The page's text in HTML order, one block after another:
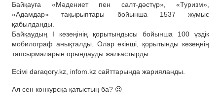
Байқауға «Мәдениет пен салт-дәстүр», «Туризм»,
«Адамдар» тақырыптары бойынша 1537 жұмыс
қабылданды.
Байқаудың І кезеңінің қорытындысы бойынша 100 үздік
мобилограф анықталды. Олар екінші, қорытынды кезеңнің
тапсырмаларын орындауды жалғастырды.
Есімі daraqory.kz, infom.kz сайттарында жарияланды.
Ал сен конкурсқа қатыстың ба? 😍